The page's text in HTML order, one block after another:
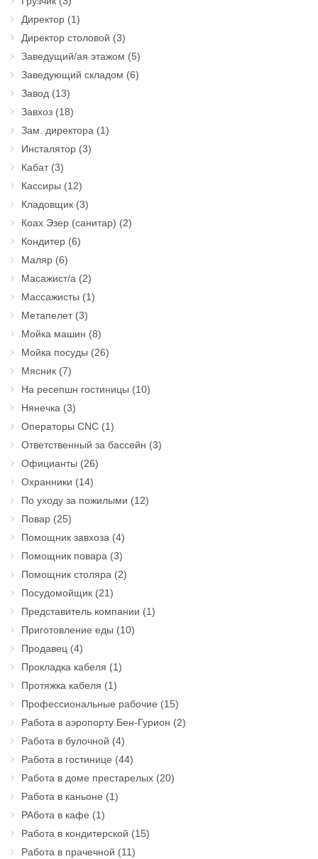
Директор (1)
Директор столовой (3)
Заведущий/ая этажом (5)
Заведующий складом (6)
Завод (13)
Завхоз (18)
Зам. директора (1)
Инсталятор (3)
Кабат(3)
Кассиры (12)
Кладовщик (3)
Коах Эзер (санитар) (2)
Кондитер (6)
Маляр (6)
Масажист/а (2)
Массажисты (1)
Метапелет(3)
Мойка машин (8)
Мойка посуды (26)
Мясник (7)
На ресепшн гостиницы (10)
Нянечка (3)
Операторы CNC (1)
Ответственный за бассейн (3)
Официанты (26)
Охранники (14)
По уходу за пожилыми (12)
Повар (25)
Помощник завхоза (4)
Помощник повара (3)
Помощник столяра (2)
Посудомойщик (21)
Представитель компании (1)
Приготовление еды (10)
Продавец (4)
Прокладка кабеля (1)
Протяжка кабеля (1)
Профессиональные рабочие (15)
Работа в аэропорту Бен-Гурион (2)
Работа в булочной (4)
Работа в гостинице (44)
Работа в доме престарелых (20)
Работа в каньоне (1)
РАбота в кафе (1)
Работа в кондитерской (15)
Работа в прачечной (11)